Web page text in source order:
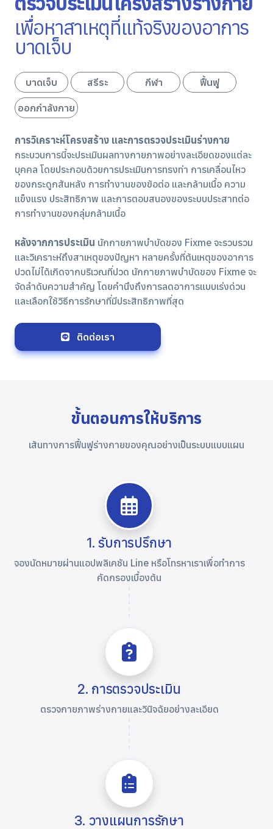
เพื่อหาสาเหตุที่แท้จริงของอาการ
บาดเจ็บ
บาดเจ็บ สรีระ กีฬา ฟื้นฟู
ออกกำลังกาย
การวิเคราะห์โครงสร้าง และการตรวจประเมินร่างกาย
กระบวนการนี้จะประเมินผลทางกายภาพอย่างละเอียดของแต่ละ
บุคคล โดยประกอบด้วยการประเมินการทรงท่า การเคลื่อนไหว
ของกระดูกสันหลัง การทำงานของข้อต่อ และกล้ามเนื้อ ความ
แข็งแรง ประสิทธิภาพ และการตอบสนองของระบบประสาทต่อ
การทำงานของกลุ่มกล้ามเนื้อ
หลังจากการประเมิน นักกายภาพบำบัดของ Fixme จะรวบรวม
และวิเคราะห์ถึงสาเหตุของปัญหา หลายครั้งที่ต้นเหตุของอาการ
ปวดไม่ได้เกิดจากบริเวณที่ปวด นักกายภาพบำบัดของ Fixme จะ
จัดลำดับความสำคัญ โดยคำนึงถึงการลดอาการแบบเร่งด่วน
และเลือกใช้วิธีการรักษาที่มีประสิทธิภาพที่สุด
ติดต่อเรา
ขั้นตอนการให้บริการ
เส้นทางการฟื้นฟูร่างกายของคุณอย่างเป็นระบบแบบแผน
1. รับการปรึกษา
จองนัดหมายผ่านแอปพลิเคชัน Line หรือโทรหาเราเพื่อทำการ
คัดกรองเบื้องต้น
2. การตรวจประเมิน
ตรวจกายภาพร่างกายและวินิจฉัยอย่างละเอียด
3. วางแผนการรักษา